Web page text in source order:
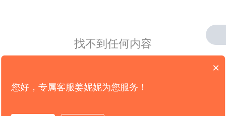
找不到任何内容
×
您好，专属客服姜妮妮为您服务！